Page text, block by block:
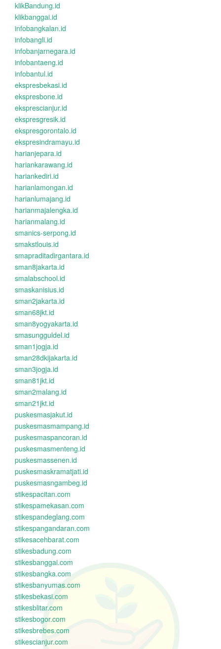
klikBandung.id
klikbanggai.id
infobangkalan.id
infobangli.id
infobanjarnegara.id
infobantaeng.id
infobantul.id
ekspresbekasi.id
ekspresbone.id
eksprescianjur.id
ekspresgresik.id
ekspresgorontalo.id
ekspresindramayu.id
harianjepara.id
hariankarawang.id
hariankediri.id
harianlamongan.id
harianlumajang.id
harianmajalengka.id
harianmalang.id
smanics-serpong.id
smakstlouis.id
smapraditadirgantara.id
sman8jakarta.id
smalabschool.id
smaskanisius.id
sman2jakarta.id
sman68jkt.id
sman8yogyakarta.id
smasungguldel.id
sman1jogja.id
sman28dkijakarta.id
sman3jogja.id
sman81jkt.id
sman2malang.id
sman21jkt.id
puskesmasjakut.id
puskesmasmampang.id
puskesmaspancoran.id
puskesmasmenteng.id
puskesmassenen.id
puskesmaskramatjati.id
puskesmasngambeg.id
stikespacitan.com
stikespamekasan.com
stikespandeglang.com
stikespangandaran.com
stikesacehbarat.com
stikesbadung.com
stikesbanggai.com
stikesbangka.com
stikesbanyumas.com
stikesbekasi.com
stikesblitar.com
stikesbogor.com
stikesbrebes.com
stikescianjur.com